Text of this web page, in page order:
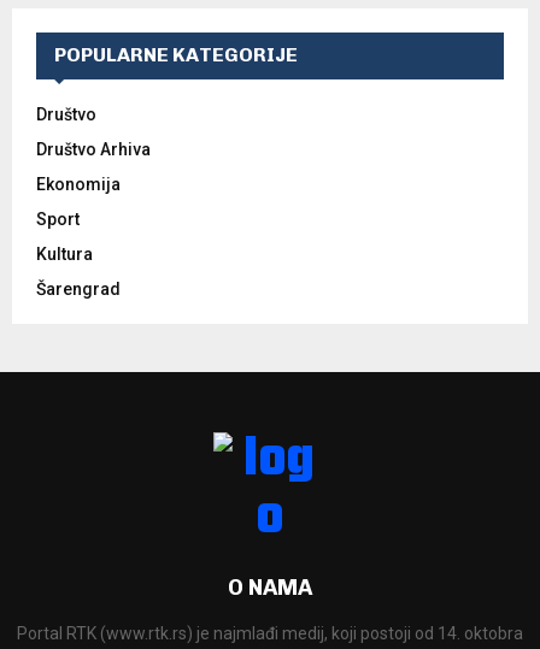
POPULARNE KATEGORIJE
Društvo
Društvo Arhiva
Ekonomija
Sport
Kultura
Šarengrad
O NAMA
Portal RTK (www.rtk.rs) je najmlađi medij, koji postoji od 14. oktobra